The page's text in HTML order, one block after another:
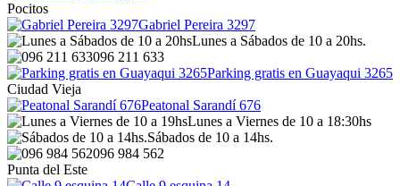
Pocitos
Gabriel Pereira 3297
Lunes a Sábados de 10 a 20hs.
096 211 633
Parking gratis en Guayaqui 3265
Ciudad Vieja
Peatonal Sarandí 676
Lunes a Viernes de 10 a 18:30hs
Sábados de 10 a 14hs.
096 984 562
Punta del Este